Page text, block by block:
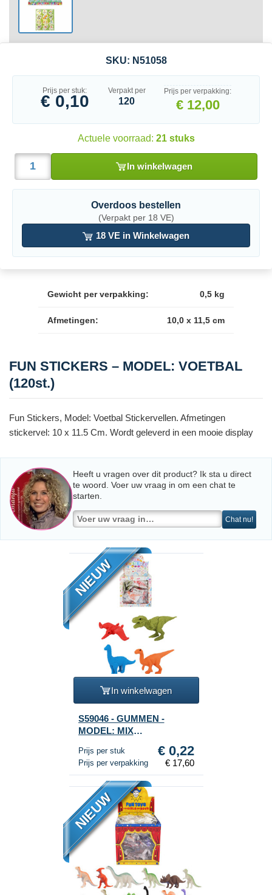
SKU: N51058
Prijs per stuk:
€ 0,10
Verpakt per
120
Prijs per verpakking:
€ 12,00
Actuele voorraad: 21 stuks
In winkelwagen
Overdoos bestellen
(Verpakt per 18 VE)
18 VE in Winkelwagen
Gewicht per verpakking: 0,5 kg
Afmetingen: 10,0 x 11,5 cm
FUN STICKERS – MODEL: VOETBAL
(120st.)
Fun Stickers, Model: Voetbal Stickervellen. Afmetingen
stickervel: 10 x 11.5 Cm. Wordt geleverd in een mooie display
Heeft u vragen over dit product? Ik sta u direct
te woord. Voer uw vraag in om een chat te
starten.
Chat nu!
NIEUW
In winkelwagen
S59046 - GUMMEN -
MODEL: MIX
DISPLAY (80st.)
Prijs per stuk € 0,22
Prijs per verpakking € 17,60
NIEUW